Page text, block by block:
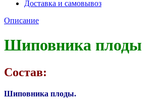
Доставка и самовывоз
Описание
Шиповника плоды
Состав:
Шиповника плоды.